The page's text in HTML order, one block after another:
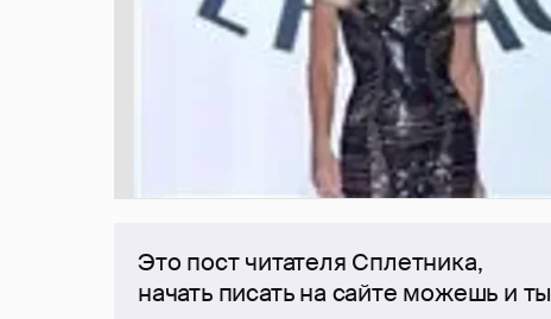
Это пост читателя Сплетника,
начать писать на сайте можешь и ты